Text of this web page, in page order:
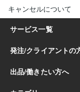
キャンセルについて